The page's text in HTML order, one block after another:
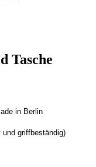
Tasche
in Berlin
und griffbeständig)